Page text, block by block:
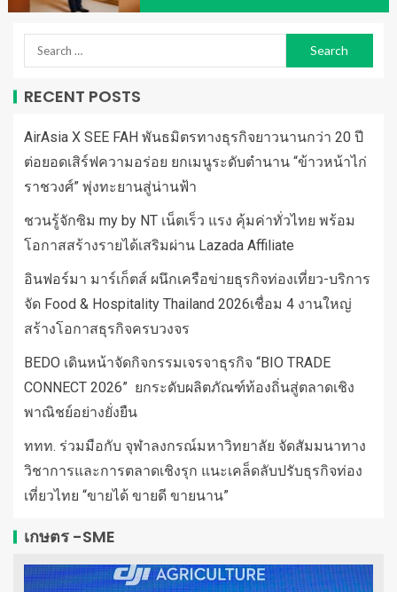
RECENT POSTS
AirAsia X SEE FAH พันธมิตรทางธุรกิจยาวนานกว่า 20 ปี
ต่อยอดเสิร์ฟความอร่อย ยกเมนูระดับตำนาน “ข้าวหน้าไก่
ราชวงศ์” พุ่งทะยานสู่น่านฟ้า
ชวนรู้จักซิม my by NT เน็ตเร็ว แรง คุ้มค่าทั่วไทย พร้อม
โอกาสสร้างรายได้เสริมผ่าน Lazada Affiliate
อินฟอร์มา มาร์เก็ตส์ ผนึกเครือข่ายธุรกิจท่องเที่ยว-บริการ
จัด Food & Hospitality Thailand 2026เชื่อม 4 งานใหญ่
สร้างโอกาสธุรกิจครบวงจร
BEDO เดินหน้าจัดกิจกรรมเจรจาธุรกิจ “BIO TRADE
CONNECT 2026” ยกระดับผลิตภัณฑ์ท้องถิ่นสู่ตลาดเชิง
พาณิชย์อย่างยั่งยืน
ททท. ร่วมมือกับ จุฬาลงกรณ์มหาวิทยาลัย จัดสัมมนาทาง
วิชาการและการตลาดเชิงรุก แนะเคล็ดลับปรับธุรกิจท่อง
เที่ยวไทย “ขายได้ ขายดี ขายนาน”
เกษตร -SME